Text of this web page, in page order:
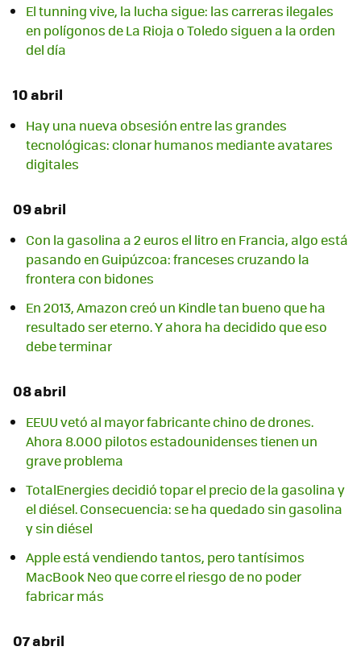
El tunning vive, la lucha sigue: las carreras ilegales
en polígonos de La Rioja o Toledo siguen a la orden
del día
10 abril
Hay una nueva obsesión entre las grandes
tecnológicas: clonar humanos mediante avatares
digitales
09 abril
Con la gasolina a 2 euros el litro en Francia, algo está
pasando en Guipúzcoa: franceses cruzando la
frontera con bidones
En 2013, Amazon creó un Kindle tan bueno que ha
resultado ser eterno. Y ahora ha decidido que eso
debe terminar
08 abril
EEUU vetó al mayor fabricante chino de drones.
Ahora 8.000 pilotos estadounidenses tienen un
grave problema
TotalEnergies decidió topar el precio de la gasolina y
el diésel. Consecuencia: se ha quedado sin gasolina
y sin diésel
Apple está vendiendo tantos, pero tantísimos
MacBook Neo que corre el riesgo de no poder
fabricar más
07 abril